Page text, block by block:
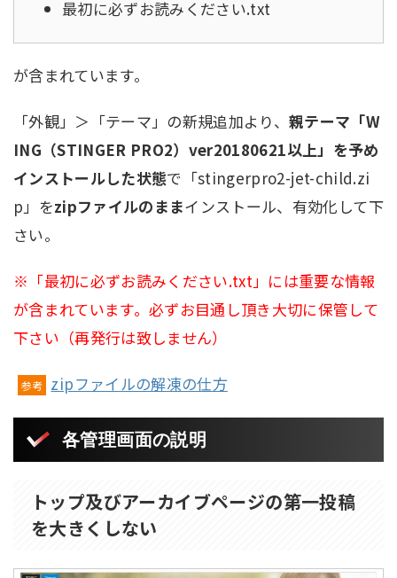
最初に必ずお読みください.txt
が含まれています。
「外観」＞「テーマ」の新規追加より、親テーマ「W
ING（STINGER PRO2）ver20180621以上」を予め
インストールした状態で「stingerpro2-jet-child.zi
p」をzipファイルのままインストール、有効化して下
さい。
※「最初に必ずお読みください.txt」には重要な情報
が含まれています。必ずお目通し頂き大切に保管して
下さい（再発行は致しません）
参考 zipファイルの解凍の仕方
各管理画面の説明
トップ及びアーカイブページの第一投稿
を大きくしない